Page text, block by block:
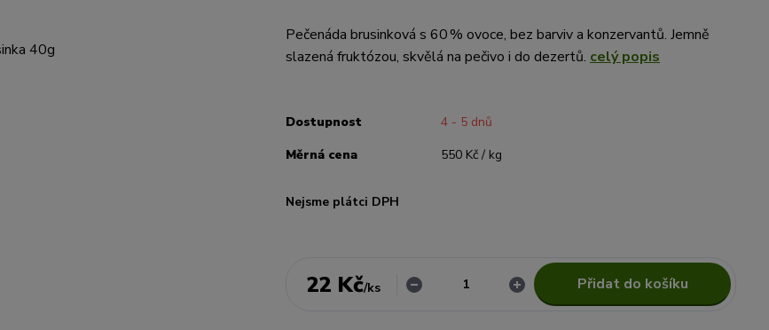
Pečenáda brusinková s 60 % ovoce, bez barviv a konzervantů. Jemně
slazená fruktózou, skvělá na pečivo i do dezertů. celý popis
Dostupnost
4 - 5 dnů
Měrná cena
550 Kč / kg
Nejsme plátci DPH
22 Kč/ks Přidat do košíku